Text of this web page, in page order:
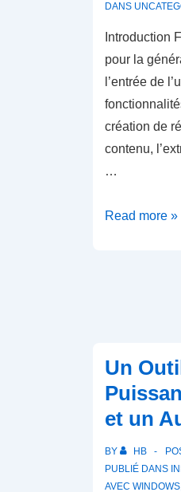
DANS
Introduction
pour la
l’entrée de
création de
contenu,
…
Fabric
plus
intelligente
Read more »
Un
et un
BY HB
PUBLIÉ DANS
AVEC WINDOWS